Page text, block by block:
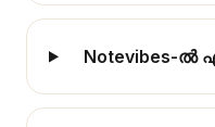
Notevibes-ൽ